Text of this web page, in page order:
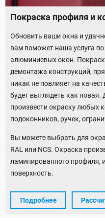
Покраска профиля и
Обновить ваши окна и
вам поможет наша услуга
алюминиевых окон.
демонтажа конструкций,
никак не повлияет на
будет выглядеть как
произвести окраску любых
подоконников, ручек,
Вы можете выбрать для
RAL или NCS. Окраска
ламинированного
поверхность.
Подробнее